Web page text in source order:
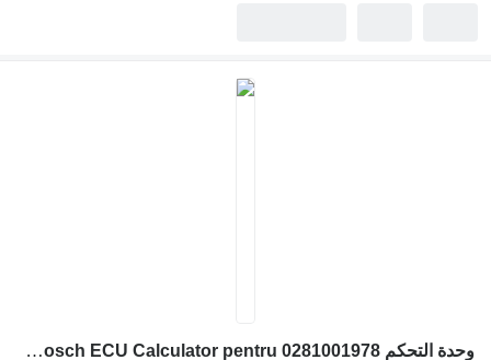
وحدة التحكم Bosch ECU Calculator pentru 0281001978 لـ آلات البناء Hitachi 15